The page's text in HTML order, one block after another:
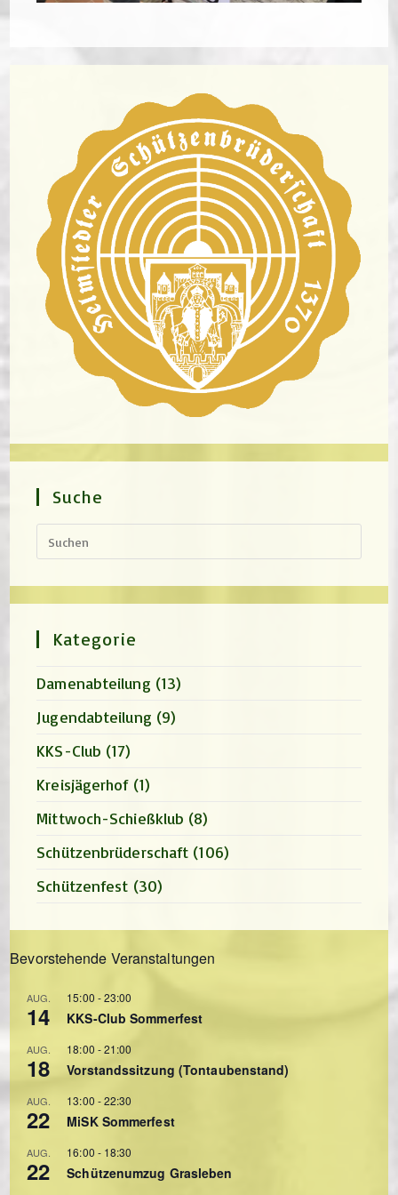
Suche
Kategorie
Damenabteilung (13)
Jugendabteilung (9)
KKS-Club (17)
Kreisjägerhof (1)
Mittwoch-Schießklub (8)
Schützenbrüderschaft (106)
Schützenfest (30)
Bevorstehende Veranstaltungen
AUG.
14
15:00 -23:00
KKS-Club Sommerfest
AUG.
18
18:00 -21:00
Vorstandssitzung (Tontaubenstand)
AUG.
22
13:00 -22:30
MiSK Sommerfest
AUG.
22
16:00 - 18:30
Schützenumzug Grasleben